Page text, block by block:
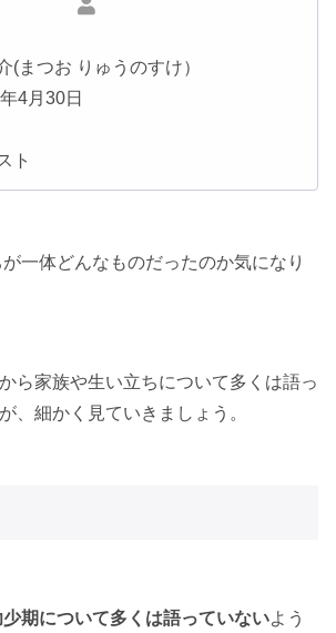
(まつお りゅうのすけ）
4月30日
ト
一体どんなものだったのか気になり
ら家族や生い立ちについて多くは語っ
、細かく見ていきましょう。
少期について多くは語っていないよう